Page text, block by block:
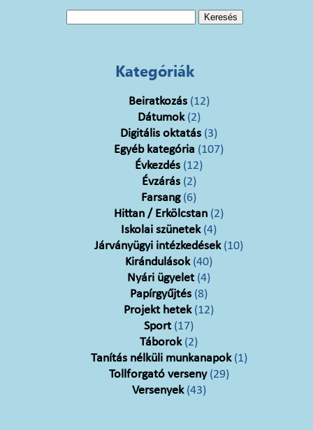
Kategóriák
Beiratkozás(12)
Dátumok(2)
Digitális oktatás (3)
Egyéb kategória (107)
Évkezdés (12)
Évzárás(2)
Farsang(6)
Hittan / Erkölcstan (2)
Iskolai szünetek(4)
Járványügyi intézkedések(10)
Kirándulások(40)
Nyári ügyelet(4)
Papírgyűjtés (8)
Projekt hetek(12)
Sport(17)
Táborok(2)
Tanítás nélküli munkanapok(1)
Tollforgató verseny(29)
Versenyek(43)